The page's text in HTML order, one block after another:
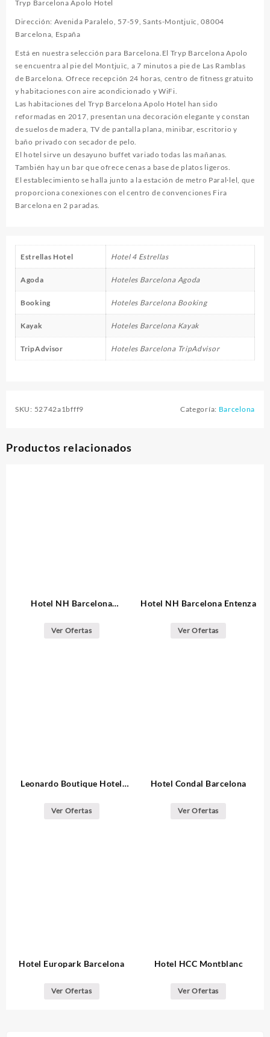
Tryp Barcelona Apolo Hotel
Dirección: Avenida Paralelo, 57-59, Sants-Montjuïc, 08004
Barcelona, España
Está en nuestra selección para Barcelona.El Tryp Barcelona Apolo
se encuentra al pie del Montjuïc, a 7 minutos a pie de Las Ramblas
de Barcelona. Ofrece recepción 24 horas, centro de fitness gratuito
y habitaciones con aire acondicionado y WiFi.
Las habitaciones del Tryp Barcelona Apolo Hotel han sido
reformadas en 2017, presentan una decoración elegante y constan
de suelos de madera, TV de pantalla plana, minibar, escritorio y
baño privado con secador de pelo.
El hotel sirve un desayuno buffet variado todas las mañanas.
También hay un bar que ofrece cenas a base de platos ligeros.
El establecimiento se halla junto a la estación de metro Paral·lel, que
proporciona conexiones con el centro de convenciones Fira
Barcelona en 2 paradas.
Estrellas Hotel Hotel 4 Estrellas
Agoda Hoteles Barcelona Agoda
Booking Hoteles Barcelona Booking
Kayak Hoteles Barcelona Kayak
TripAdvisor Hoteles Barcelona TripAdvisor
SKU: 52742a1bfff9 Categoría: Barcelona
Productos relacionados
Hotel NH Barcelona
Ver Ofertas
Hotel NH Barcelona Entenza
Ver Ofertas
Leonardo Boutique Hotel
Ver Ofertas
Hotel Condal Barcelona
Ver Ofertas
Hotel Europark Barcelona
Ver Ofertas
Hotel HCC Montblanc
Ver Ofertas